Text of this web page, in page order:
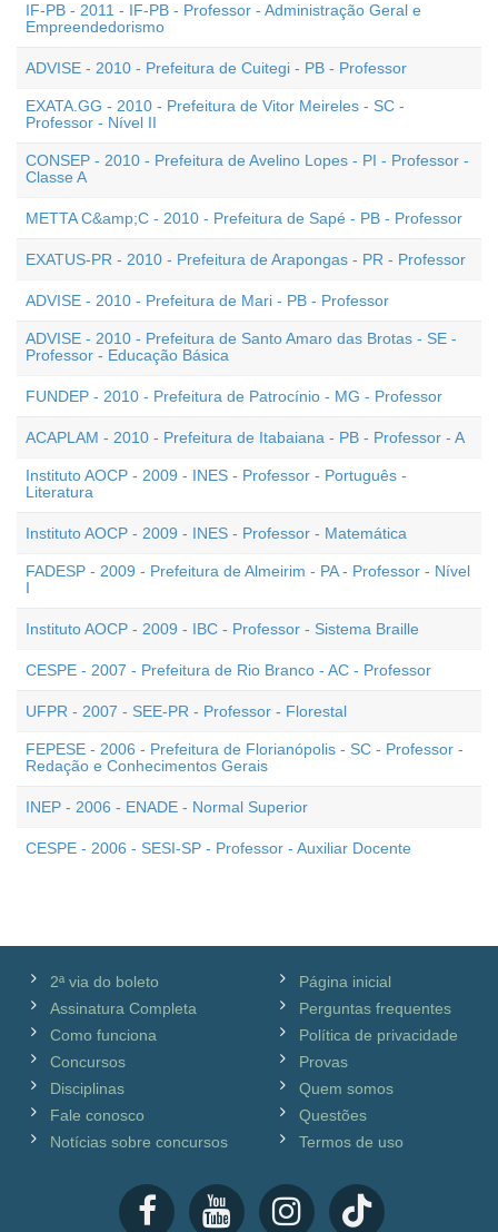
IF-PB - 2011 - IF-PB - Professor - Administração Geral e
Empreendedorismo
ADVISE - 2010 - Prefeitura de Cuitegi - PB - Professor
EXATA.GG - 2010 - Prefeitura de Vitor Meireles - SC -
Professor - Nível II
CONSEP - 2010 - Prefeitura de Avelino Lopes - PI - Professor -
Classe A
METTA C&amp;C - 2010 - Prefeitura de Sapé - PB - Professor
EXATUS-PR - 2010 - Prefeitura de Arapongas - PR - Professor
ADVISE - 2010 - Prefeitura de Mari - PB - Professor
ADVISE - 2010 - Prefeitura de Santo Amaro das Brotas - SE -
Professor - Educação Básica
FUNDEP - 2010 - Prefeitura de Patrocínio - MG - Professor
ACAPLAM - 2010 - Prefeitura de Itabaiana - PB - Professor - A
Instituto AOCP - 2009 - INES - Professor - Português -
Literatura
Instituto AOCP - 2009 - INES - Professor - Matemática
FADESP - 2009 - Prefeitura de Almeirim - PA - Professor - Nível
I
Instituto AOCP - 2009 - IBC - Professor - Sistema Braille
CESPE - 2007 - Prefeitura de Rio Branco - AC - Professor
UFPR - 2007 - SEE-PR - Professor - Florestal
FEPESE - 2006 - Prefeitura de Florianópolis - SC - Professor -
Redação e Conhecimentos Gerais
INEP - 2006 - ENADE - Normal Superior
CESPE - 2006 - SESI-SP - Professor - Auxiliar Docente
2ª via do boleto
Assinatura Completa
Como funciona
Concursos
Disciplinas
Fale conosco
Notícias sobre concursos
Página inicial
Perguntas frequentes
Política de privacidade
Provas
Quem somos
Questões
Termos de uso